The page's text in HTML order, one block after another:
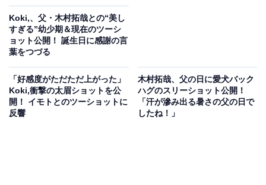
Koki,、父・木村拓哉との“美し
すぎる”幼少期＆現在のツーシ
ョット公開！ 誕生日に感謝の言
葉をつづる
「好感度がただただ上がった」
Koki,衝撃の太眉ショットを公
開！ イモトとのツーショットに
反響
木村拓哉、父の日に愛犬バック
ハグのスリーショット公開！
「汗が滲み出る暑さの父の日で
したね！」